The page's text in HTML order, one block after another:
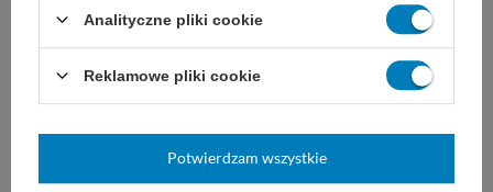
prawidłowo.
U pacjentów z zakazem przyjmowania płynów
lub pokarmów doustnie,
np. po niektórych
zabiegach, przy dużym ryzyku zachłyśnięcia – tu
U dzieci (szczególnie małych)- tylko po decyzji
lekarza. Większość tych produktów ma wskazania
Analityczne pliki cookie
Reklamowe pliki cookie
Potwierdzam wszystkie